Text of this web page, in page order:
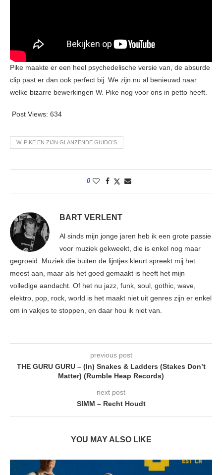
Pike maakte er een heel psychedelische versie van, de absurde
clip past er dan ook perfect bij. We zijn nu al benieuwd naar
welke bizarre bewerkingen W. Pike nog voor ons in petto heeft.
Post Views: 634
W. PIKE EN ZIJN GLANZENDE GUIDO'S
0
BART VERLENT
Al sinds mijn jonge jaren heb ik een grote passie
voor muziek gekweekt, die is enkel nog maar
gegroeid. Muziek die buiten de lijntjes kleurt spreekt mij het
meest aan, maar als het goed gemaakt is heeft het mijn
volledige aandacht. Of het nu jazz, funk, soul, gothic, wave,
elektro, pop, rock, world is het maakt niet uit genres zijn er enkel
om in vakjes te stoppen, en daar hou ik niet van.
previous post
THE GURU GURU – (In) Snakes & Ladders (Stakes Don’t
Matter) (Rumble Heap Records)
next post
SIMM – Recht Houdt
YOU MAY ALSO LIKE